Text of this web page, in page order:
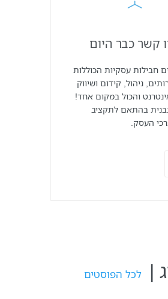
קשר כבר היום
חבילות עסקיות הכוללות
ניהול, קידום ושיווק
והכול במקום אחד!
בהתאם לתקציב
העסק.
| לכל הפוסטים